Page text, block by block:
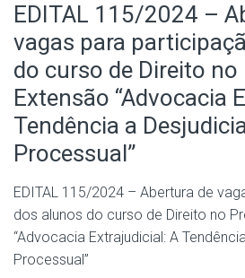
EDITAL 115/2024 –
vagas para
do curso de Direito no
Extensão “Advocacia
Tendência a
Processual”
EDITAL 115/2024 – Abertura de
dos alunos do curso de Direito no
“Advocacia Extrajudicial: A
Processual”